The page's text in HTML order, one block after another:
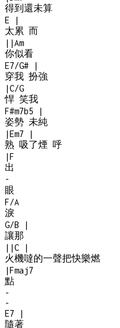
得到還未算
E
|
太累 而
| |Am
你似看
E7/G#
|
穿我 扮強
|C/G
悍 笑我
F#m7b5
|
姿勢 未純
|Em7
|
熟 吸了煙 呼
|F
出
-
眼
F/A
淚
G/B
|
讓那
| |C
|
火機噠的一聲把快樂燃
|Fmaj7
點
-
-
E7
|
隨著